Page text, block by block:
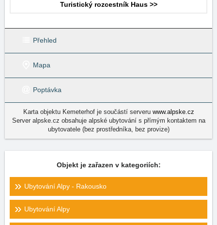
Turistický rozcestník Haus >>
Přehled
Mapa
Poptávka
Karta objektu Kemeterhof je součástí serveru www.alpske.cz
Server alpske.cz obsahuje alpské ubytování s přímým kontaktem na
ubytovatele (bez prostředníka, bez provize)
Objekt je zařazen v kategoriích:
Ubytování Alpy - Rakousko
Ubytování Alpy